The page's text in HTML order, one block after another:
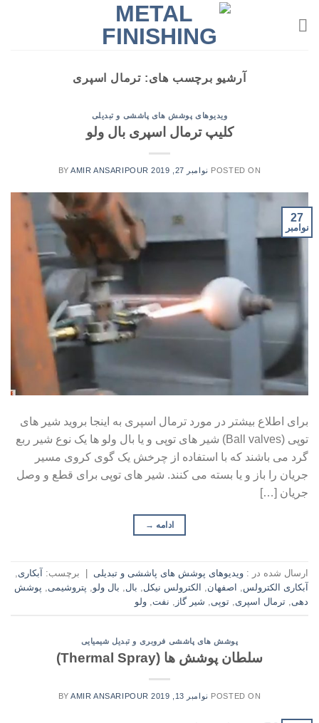
آرشیو برچسب های: ترمال اسپری
ویدیوهای پوشش های پاششی و تبدیلی
کلیپ ترمال اسپری بال ولو
POSTED ON نوامبر 27, 2019 BYAMIR ANSARIPOUR
27
نوامبر
برای اطلاع بیشتر در مورد ترمال اسپری به اینجا بروید شیر های
توپی (Ball valves) شیر های توپی و یا بال ولو ها یک نوع شیر ربع
گرد می باشند که با استفاده از چرخش یک گوی کروی مسیر
جریان را باز و یا بسته می کنند. شیر های توپی برای قطع و وصل
جریان […]
ادامه →
ارسال شده در : ویدیوهای پوشش های پاششی و تبدیلی برچسب: آبکاری,
آبکاری الکترولس, اصفهان, الکترولس نیکل, بال, بال ولو, پتروشیمی, پوشش
دهی, ترمال اسپری, توپی, شیر گاز , نفت, ولو
پوشش های پاششی فروبری و تبدیل شیمیایی
سلطان پوشش ها (Thermal Spray)
POSTED ON نوامبر 13, 2019 BYAMIR ANSARIPOUR